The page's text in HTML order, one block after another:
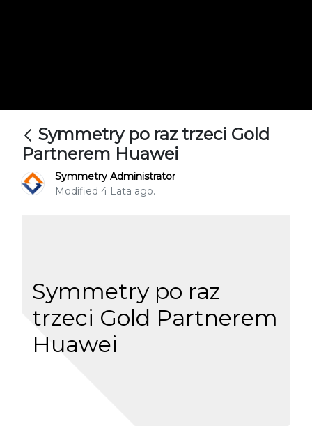
Symmetry po raz trzeci Gold
Partnerem Huawei
Symmetry Administrator
Modified 4 Lata ago.
Symmetry po raz
trzeci Gold Partnerem
Huawei